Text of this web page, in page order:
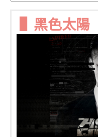
▌黑色太陽